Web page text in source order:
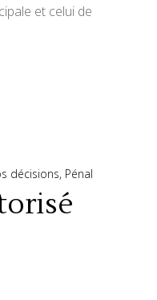
et celui de
décisions, Pénal